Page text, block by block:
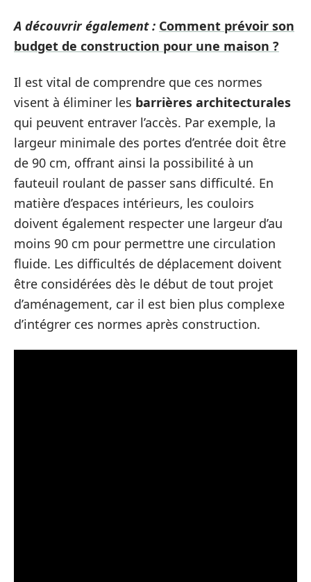
A découvrir également : Comment prévoir son
budget de construction pour une maison ?
Il est vital de comprendre que ces normes
visent à éliminer les barrières architecturales
qui peuvent entraver l’accès. Par exemple, la
largeur minimale des portes d’entrée doit être
de 90 cm, offrant ainsi la possibilité à un
fauteuil roulant de passer sans difficulté. En
matière d’espaces intérieurs, les couloirs
doivent également respecter une largeur d’au
moins 90 cm pour permettre une circulation
fluide. Les difficultés de déplacement doivent
être considérées dès le début de tout projet
d’aménagement, car il est bien plus complexe
d’intégrer ces normes après construction.